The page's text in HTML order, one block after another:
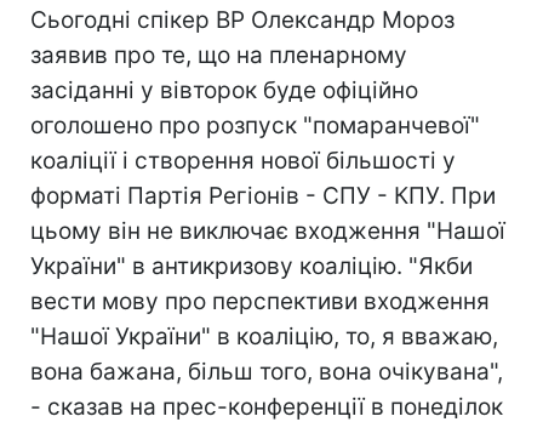
Сьогодні спікер ВР Олександр Мороз
заявив про те, що на пленарному
засіданні у вівторок буде офіційно
оголошено про розпуск "помаранчевої"
коаліції і створення нової більшості у
форматі Партія Регіонів - СПУ - КПУ. При
цьому він не виключає входження "Нашої
України" в антикризову коаліцію. "Якби
вести мову про перспективи входження
"Нашої України" в коаліцію, то, я вважаю,
вона бажана, більш того, вона очікувана",
- сказав на прес-конференції в понеділок